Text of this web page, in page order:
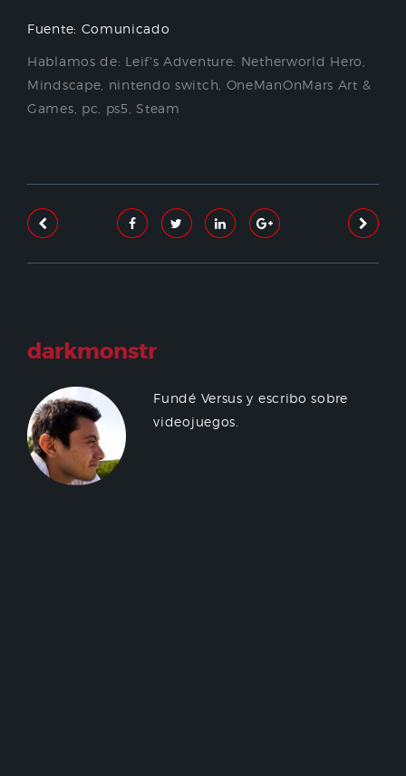
Fuente: Comunicado
Hablamos de: Leif's Adventure: Netherworld Hero
Mindscape nintendo switch OneManOnMars Art &
Games pc ps5 ,Steam
darkmonstr
Fundé Versus y escribo sobre
videojuegos.